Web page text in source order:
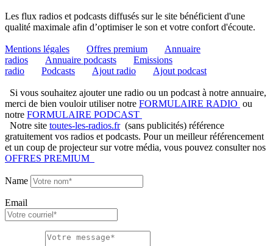
Les flux radios et podcasts diffusés sur le site bénéficient d'une
qualité maximale afin d’optimiser le son et votre confort d'écoute.
Mentions légales Offres premium
Annuaire
radios
Annuaire podcasts
Emissions
radio
Podcasts Ajout radio Ajout podcast
Si vous souhaitez ajouter une radio ou un podcast à notre annuaire,
merci de bien vouloir utiliser notre FORMULAIRE RADIO ou
notre FORMULAIRE PODCAST
Notre site toutes-les-radios.fr(sans publicités) référence
gratuitement vos radios et podcasts. Pour un meilleur référencement
et un coup de projecteur sur votre média, vous pouvez consulter nos
OFFRES PREMIUM
Name
Email